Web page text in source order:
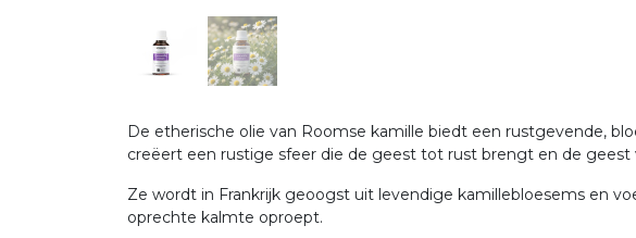
De etherische olie van Roomse kamille biedt een rustgevende,
creëert een rustige sfeer die de geest tot rust brengt en de geest
Ze wordt in Frankrijk geoogst uit levendige kamillebloesems en
oprechte kalmte oproept.